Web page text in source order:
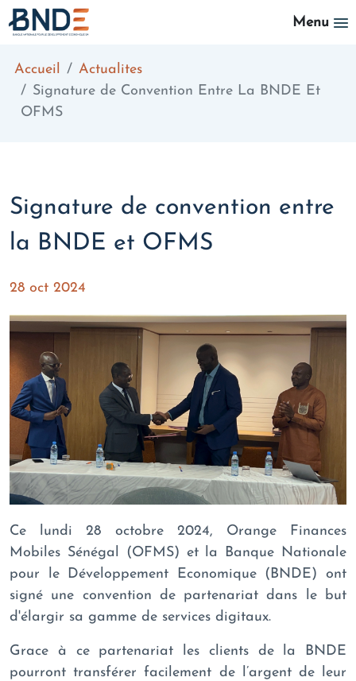
Aller au contenu principal
Menu
Accueil
Actualites
Signature de Convention Entre La BNDE Et
OFMS
Signature de convention entre
la BNDE et OFMS
28 oct 2024
Ce lundi 28 octobre 2024, Orange Finances
Mobiles Sénégal (OFMS) et la Banque Nationale
pour le Développement Economique (BNDE) ont
signé une convention de partenariat dans le but
d'élargir sa gamme de services digitaux.
Grace à ce partenariat les clients de la BNDE
pourront transférer facilement de l’argent de leur